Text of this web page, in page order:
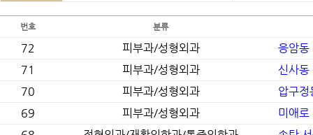
번호 분류
72 피부과/성형외과
응암동
71
피부과/성형외과
신사동
70
피부과/성형외과
압구
69
피부과/성형외과
미애